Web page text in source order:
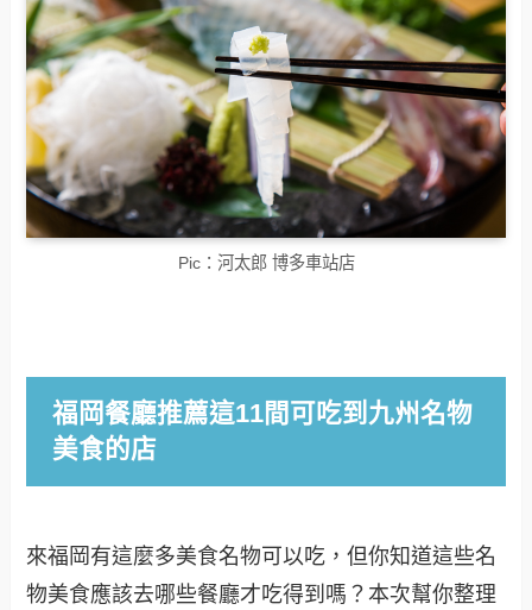
Pic：河太郎 博多車站店
福岡餐廳推薦這11間可吃到九州名物
美食的店
來福岡有這麼多美食名物可以吃，但你知道這些名
物美食應該去哪些餐廳才吃得到嗎？本次幫你整理